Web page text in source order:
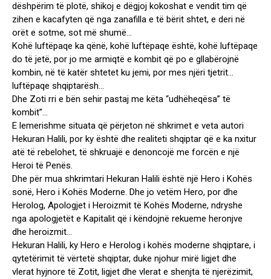
dëshpërim të plotë, shikoj e dëgjoj kokoshat e vendit tim që
zihen e kacafyten që nga zanafilla e të bërit shtet, e deri në
orët e sotme, sot më shumë…
Kohë luftëpaqe ka qënë, kohë luftëpaqe është, kohë luftëpaqe
do të jetë, por jo me armiqtë e kombit që po e gllabërojnë
kombin, në të katër shtetet ku jemi, por mes njëri tjetrit…
luftëpaqe shqiptarësh…
Dhe Zoti rri e bën sehir pastaj me këta “udhëheqësa” të
kombit”…
E lemerishme situata që përjeton në shkrimet e veta autori
Hekuran Halili, por ky është dhe realiteti shqiptar që e ka nxitur
atë të rebelohet, të shkruajë e denoncojë me forcën e një
Heroi të Penës.
Dhe për mua shkrimtari Hekuran Halili është një Hero i Kohës
sonë, Hero i Kohës Moderne. Dhe jo vetëm Hero, por dhe
Herolog, Apologjet i Heroizmit të Kohës Moderne, ndryshe
nga apologjetët e Kapitalit që i këndojnë rekueme heronjve
dhe heroizmit…
Hekuran Halili, ky Hero e Herolog i kohës moderne shqiptare, i
qytetërimit të vërtetë shqiptar, duke njohur mirë ligjet dhe
vlerat hyjnore të Zotit, ligjet dhe vlerat e shenjta të njerëzimit,